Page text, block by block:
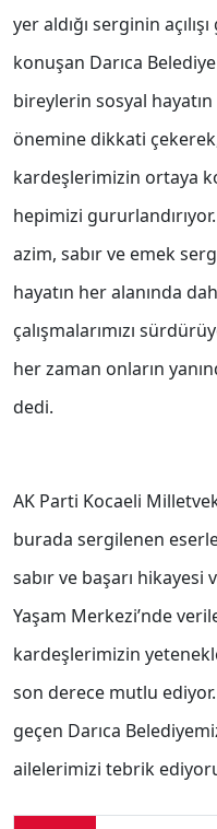
yer aldığı serginin
konuşan Darıca
bireylerin sosyal
önemine dikkati
kardeşlerimizin ortaya
hepimizi
azim, sabır ve emek
hayatın her alanında
çalışmalarımızı
her zaman onların
dedi.
AK Parti Kocaeli
burada sergilenen
sabır ve başarı hikayesi
Yaşam Merkezi’nde
kardeşlerimizin
son derece mutlu
geçen Darıca
ailelerimizi tebrik